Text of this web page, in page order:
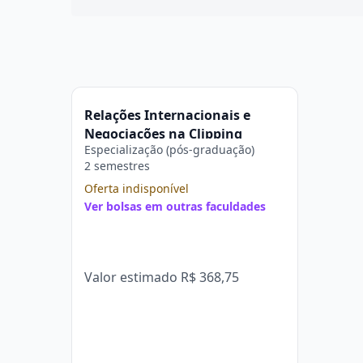
Relações Internacionais e
Negociações na Clipping
Especialização (pós-graduação)
2 semestres
Oferta indisponível
Ver bolsas em outras faculdades
Valor estimado R$ 368,75